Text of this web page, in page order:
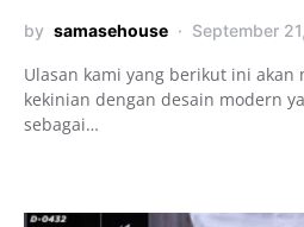
by samasehouse September
Ulasan kami yang berikut ini akan
kekinian dengan desain modern
sebagai…